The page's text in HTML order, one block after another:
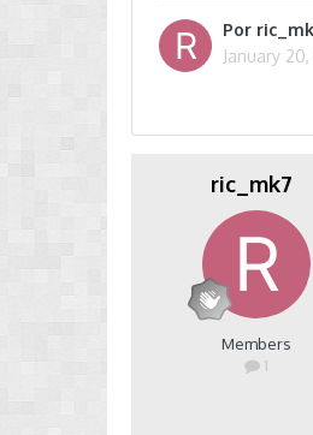
Por
January 20,
ric_mk7
Members
1